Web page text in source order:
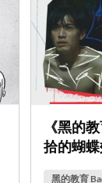
《黑的
拾的蝴蝶
黑的教育